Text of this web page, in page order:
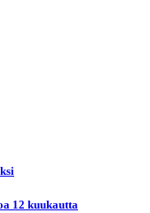
12 kuukautta